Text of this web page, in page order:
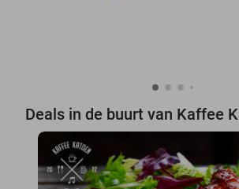
Deals in de buurt van Kaffee